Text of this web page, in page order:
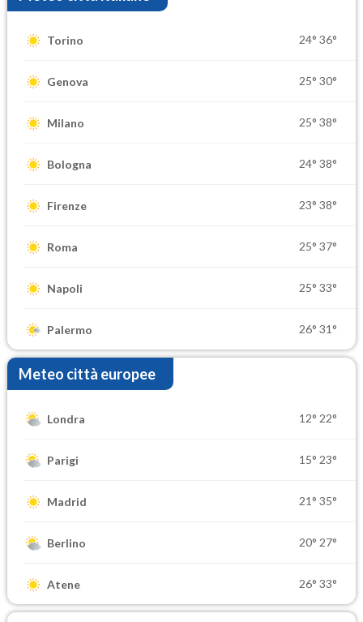
Torino 24° 36°
Genova 25° 30°
Milano 25° 38°
Bologna 24° 38°
Firenze 23° 38°
Roma 25° 37°
Napoli 25° 33°
Palermo 26° 31°
Meteo città europee
Londra 12° 22°
Parigi 15° 23°
Madrid 21° 35°
Berlino 20° 27°
Atene 26° 33°